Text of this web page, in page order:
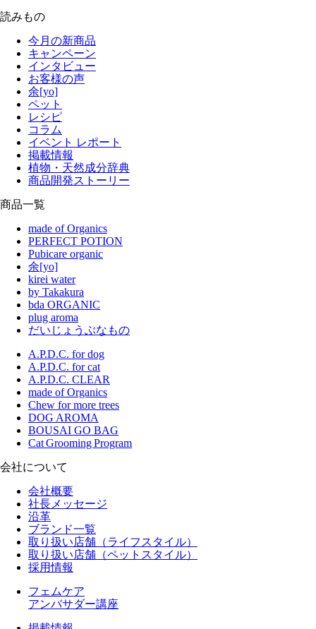
読みもの
今月の新商品
キャンペーン
インタビュー
お客様の声
余[yo]
ペット
レシピ
コラム
イベント レポート
掲載情報
植物・天然成分辞典
商品開発ストーリー
商品一覧
made of Organics
PERFECT POTION
Pubicare organic
余[yo]
kirei water
by Takakura
bda ORGANIC
plug aroma
だいじょうぶなもの
A.P.D.C. for dog
A.P.D.C. for cat
A.P.D.C. CLEAR
made of Organics
Chew for more trees
DOG AROMA
BOUSAI GO BAG
Cat Grooming Program
会社について
会社概要
社長メッセージ
沿革
ブランド一覧
取り扱い店舗（ライフスタイル）
取り扱い店舗（ペットスタイル）
採用情報
フェムケア
アンバサダー講座